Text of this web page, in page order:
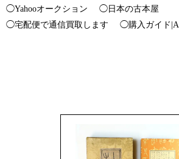
◯Yahooオークション
◯日本の古本屋
◯宅配便で通信買取します
◯購入ガイド